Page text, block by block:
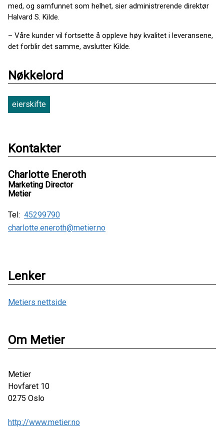
med, og samfunnet som helhet, sier administrerende direktør
Halvard S. Kilde.
– Våre kunder vil fortsette å oppleve høy kvalitet i leveransene,
det forblir det samme, avslutter Kilde.
Nøkkelord
eierskifte
Kontakter
Charlotte Eneroth
Marketing Director
Metier
Tel: 45299790
charlotte.eneroth@metier.no
Lenker
Metiers nettside
Om Metier
Metier
Hovfaret 10
0275 Oslo
http://www.metier.no